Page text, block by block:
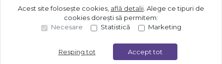
Acest site folosește cookies, află detalii Alege ce tipuri de
cookies dorești să permitem:
Necesare
Statistică Marketing
Resping tot Accept tot